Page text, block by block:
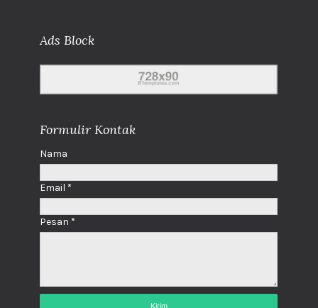
Ads Block
Formulir Kontak
Nama
Email *
Pesan *